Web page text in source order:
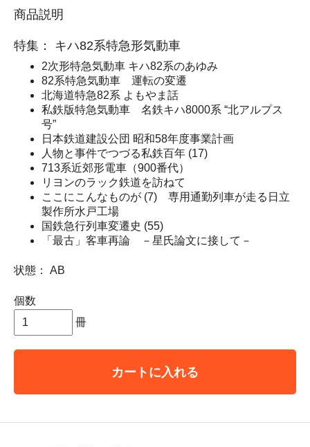
商品説明
特集： キハ82系特急形気動車
2次形特急気動車 キハ82系のあゆみ
82系特急気動車 運転の変遷
北海道特急82系 よもやま話
私鉄版特急気動車 名鉄キハ8000系 “北アルプス
号”
日本鉄道建設公団 昭和58年度事業計画
人物と事件でつづる私鉄百年 (17)
713系近郊形電車（900番代）
リヨンのラック鉄道を訪ねて
ここにこんなものが (7) 専用通勤列車が走る日立
製作所水戸工場
国鉄急行列車変遷史 (55)
「最古」客車再論 －星氏論文に接して－
状態： AB
個数
冊
カートに入れる